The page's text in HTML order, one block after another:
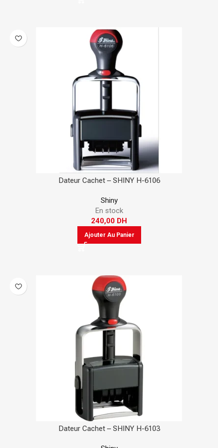
Dateur Cachet – SHINY H-6106
Shiny
En stock
240,00 DH
Ajouter Au Panier
Dateur Cachet – SHINY H-6103